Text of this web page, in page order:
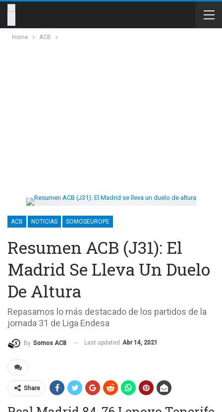
Home ACB
ACB NOTICIAS SOMOSEUROPE
Resumen ACB (J31): El
Madrid Se Lleva Un Duelo
De Altura
Repasamos lo más destacado de los partidos de la
jornada 31 de Liga Endesa
By Somos ACB Last updated Abr 14, 2021
Share